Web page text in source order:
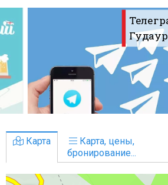
Карта
Карта, цены,
бронирование...